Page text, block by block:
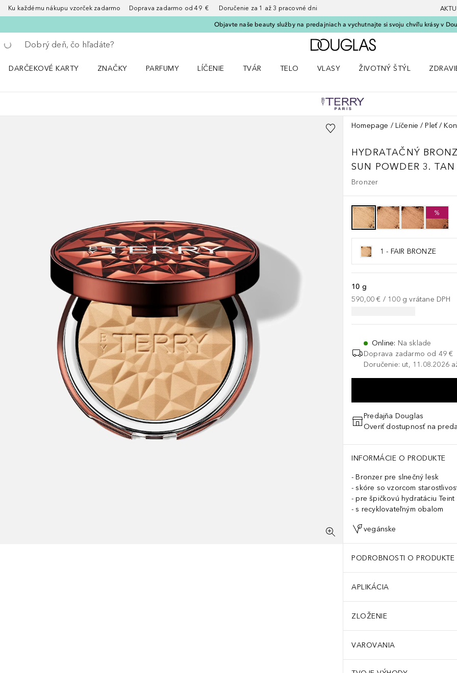
Ku každému nákupu vzorček zadarmo Doprava zadarmo od 49 € Doručenie za 1 až 3 pracovné dni
Objavte naše beauty služby na predajniach a vychutnajte si svoju chvíľu krásy v
Choď späť
Vykonajte vyhľadávanie
Domov
DARČEKOVÉ KARTY
ZNAČKY
PARFUMY
LÍČENIE
TVÁR
TELO
VLASY
ŽIVOTNÝ ŠTÝL
Homepage Líčenie Pleť
HYDRATAČNÝ
SUN POWDER 3.
Bronzer
%
1 - FAIR BRONZE
10 g
590,00 € / 100 g vrátane DPH
Online: Na sklade
Doprava zadarmo od 49 €
Doručenie: ut, 11.08.2026
Predajňa Douglas
Overiť dostupnosť na
INFORMÁCIE O PRODUKTE
Bronzer pre slnečný lesk
skóre so vzorcom
pre špičkovú hydratáciu Teint
s recyklovateľným obalom
vegánske
PODROBNOSTI O PRODUKTE
APLIKÁCIA
ZLOŽENIE
VAROVANIA